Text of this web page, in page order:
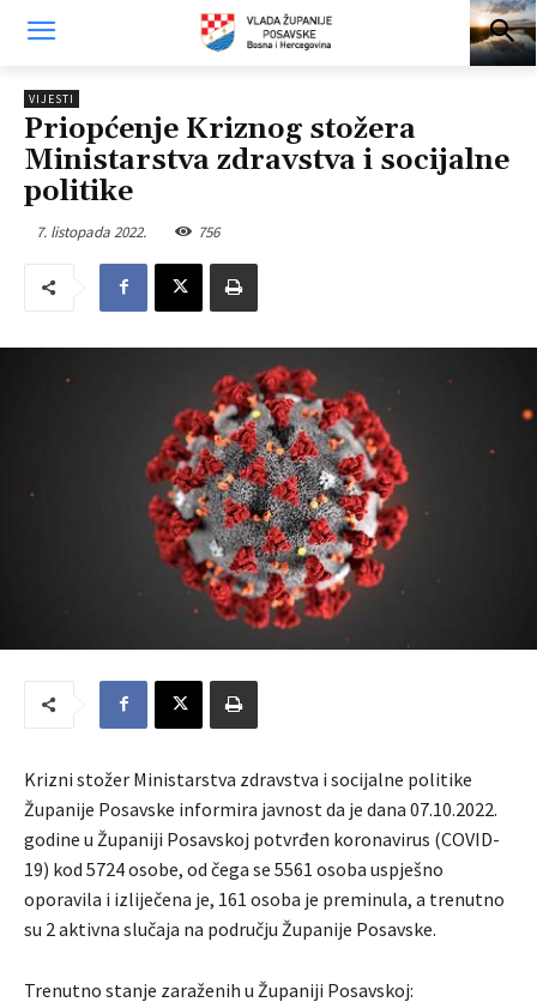
VIJESTI
Priopćenje Kriznog stožera
Ministarstva zdravstva i socijalne
politike
7. listopada 2022. 756
Krizni stožer Ministarstva zdravstva i socijalne politike
Županije Posavske informira javnost da je dana 07.10.2022.
godine u Županiji Posavskoj potvrđen koronavirus (COVID-
19) kod 5724 osobe, od čega se 5561 osoba uspješno
oporavila i izliječena je, 161 osoba je preminula, a trenutno
su 2 aktivna slučaja na području Županije Posavske.
Trenutno stanje zaraženih u Županiji Posavskoj: